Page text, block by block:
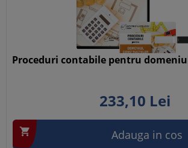
Proceduri contabile pentru
233,10 Lei
 Adauga in cos